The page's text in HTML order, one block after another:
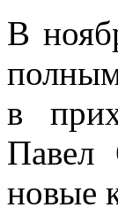
В
в
Павел
новые